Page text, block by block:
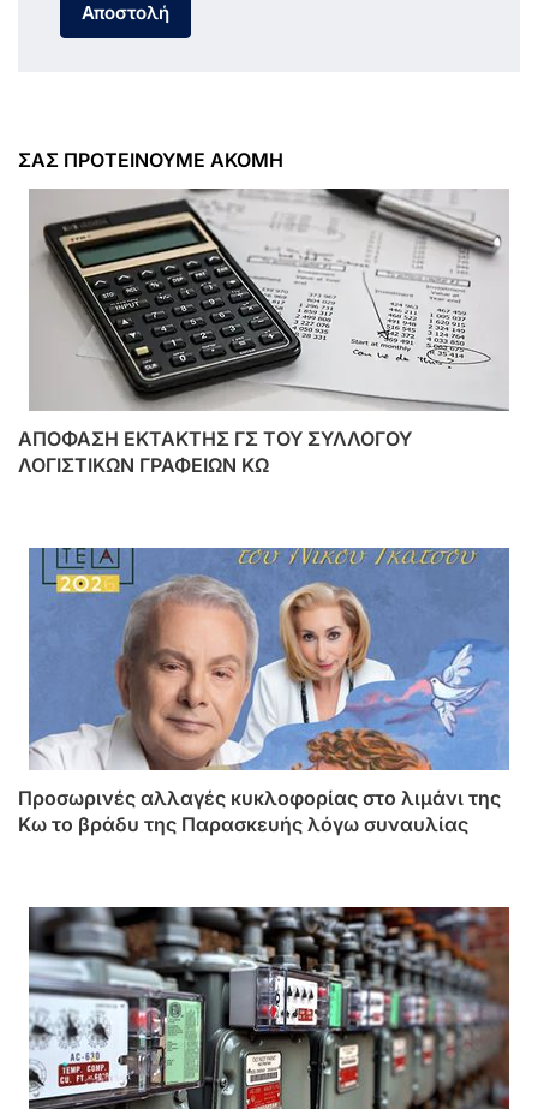
Αποστολή
ΣΑΣ ΠΡΟΤΕΙΝΟΥΜΕ ΑΚΟΜΗ
ΑΠΟΦΑΣΗ ΕΚΤΑΚΤΗΣ ΓΣ ΤΟΥ ΣΥΛΛΟΓΟΥ
ΛΟΓΙΣΤΙΚΩΝ ΓΡΑΦΕΙΩΝ ΚΩ
Προσωρινές αλλαγές κυκλοφορίας στο λιμάνι της
Κω το βράδυ της Παρασκευής λόγω συναυλίας